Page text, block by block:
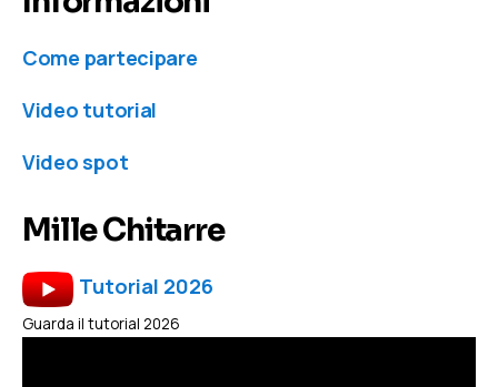
Come partecipare
Video tutorial
Video spot
Mille Chitarre
Tutorial 2026
Guarda il tutorial 2026